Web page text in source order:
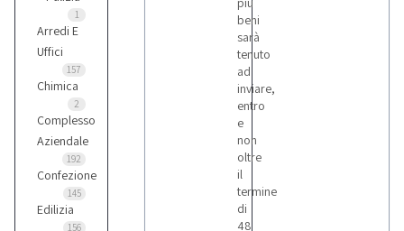
1
Arredi E
Uffici
157
Chimica
2
Complesso
Aziendale
192
Confezione
145
Edilizia
156
beni
sarà
tenuto
ad
inviare,
entro
e
non
oltre
il
termine
di
48